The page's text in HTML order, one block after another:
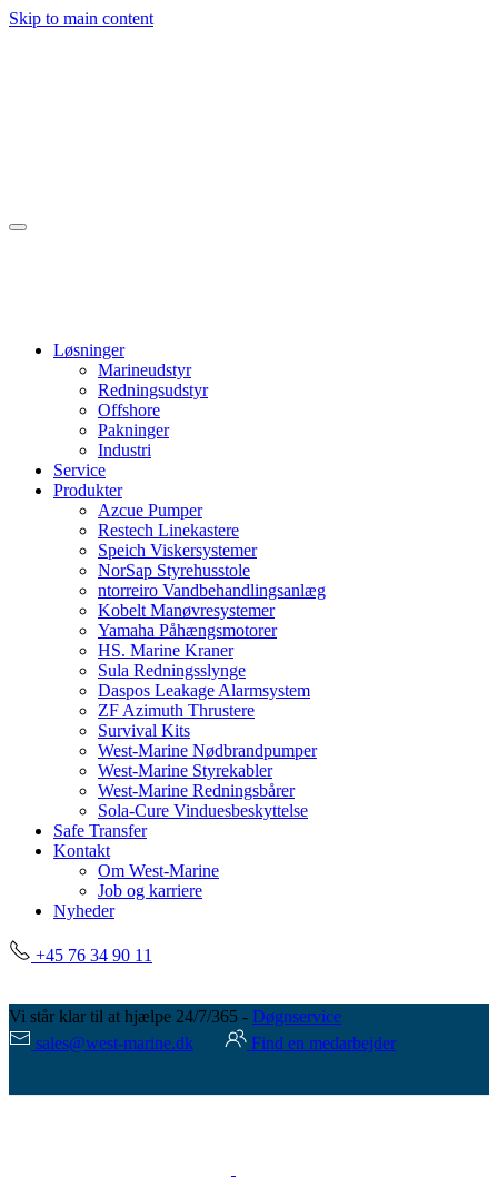
Skip to main content
Løsninger
Marineudstyr
Redningsudstyr
Offshore
Pakninger
Industri
Service
Produkter
Azcue Pumper
Restech Linekastere
Speich Viskersystemer
NorSap Styrehusstole
ntorreiro Vandbehandlingsanlæg
Kobelt Manøvresystemer
Yamaha Påhængsmotorer
HS. Marine Kraner
Sula Redningsslynge
Daspos Leakage Alarmsystem
ZF Azimuth Thrustere
Survival Kits
West-Marine Nødbrandpumper
West-Marine Styrekabler
West-Marine Redningsbårer
Sola-Cure Vinduesbeskyttelse
Safe Transfer
Kontakt
Om West-Marine
Job og karriere
Nyheder
+45 76 34 90 11
Vi står klar til at hjælpe 24/7/365 - Døgnservice
sales@west-marine.dk
Find en medarbejder